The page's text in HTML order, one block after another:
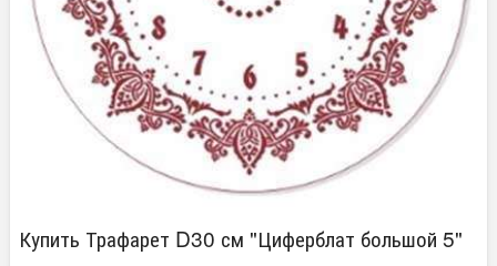
Купить Трафарет D30 см "Циферблат большой 5"